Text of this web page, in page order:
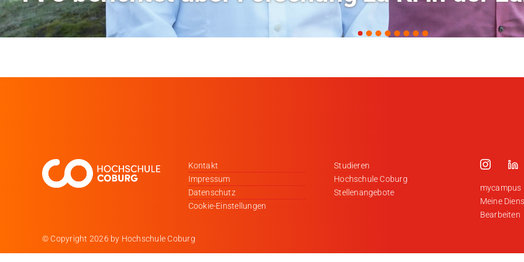
Kontakt
Impressum
Datenschutz
Cookie-Einstellungen
Studieren
Hochschule Coburg
Stellenangebote
mycampus
Meine
Bearbeiten
© Copyright 2026 by Hochschule Coburg